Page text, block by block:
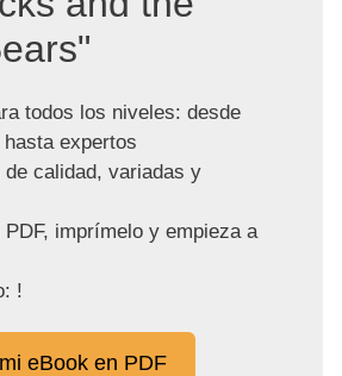
todos los niveles: desde
expertos
calidad, variadas y
PDF, imprímelo y empieza a
!
eBook en PDF